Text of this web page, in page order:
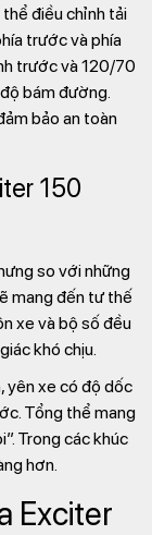
điều chỉnh tải
trước và phía
trước và 120/70
bám đường.
bảo an toàn
150
so với những
mang đến tư thế
xe và bộ số đều
khó chịu.
yên xe có độ dốc
Tổng thể mang
Trong các khúc
hơn.
Exciter